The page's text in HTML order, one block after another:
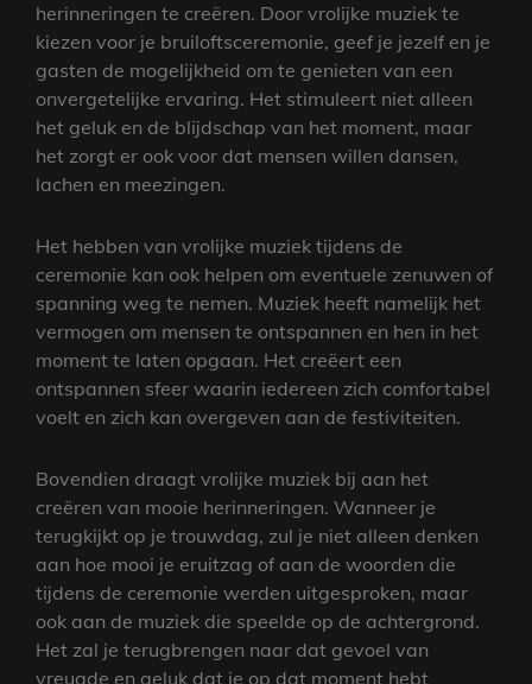
herinneringen te creëren. Door vrolijke muziek te
kiezen voor je bruiloftsceremonie, geef je jezelf en je
gasten de mogelijkheid om te genieten van een
onvergetelijke ervaring. Het stimuleert niet alleen
het geluk en de blijdschap van het moment, maar
het zorgt er ook voor dat mensen willen dansen,
lachen en meezingen.
Het hebben van vrolijke muziek tijdens de
ceremonie kan ook helpen om eventuele zenuwen of
spanning weg te nemen. Muziek heeft namelijk het
vermogen om mensen te ontspannen en hen in het
moment te laten opgaan. Het creëert een
ontspannen sfeer waarin iedereen zich comfortabel
voelt en zich kan overgeven aan de festiviteiten.
Bovendien draagt vrolijke muziek bij aan het
creëren van mooie herinneringen. Wanneer je
terugkijkt op je trouwdag, zul je niet alleen denken
aan hoe mooi je eruitzag of aan de woorden die
tijdens de ceremonie werden uitgesproken, maar
ook aan de muziek die speelde op de achtergrond.
Het zal je terugbrengen naar dat gevoel van
vreugde en geluk dat je op dat moment hebt